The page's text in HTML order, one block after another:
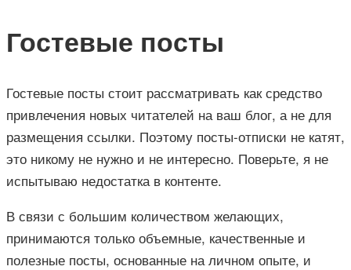
Гостевые посты
Гостевые посты стоит рассматривать как средство
привлечения новых читателей на ваш блог, а не для
размещения ссылки. Поэтому посты-отписки не катят,
это никому не нужно и не интересно. Поверьте, я не
испытываю недостатка в контенте.
В связи с большим количеством желающих,
принимаются только объемные, качественные и
полезные посты, основанные на личном опыте, и